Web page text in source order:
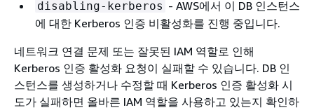
disabling-kerberos - AWS에서 이 DB 인스턴스
에 대한 Kerberos 인증 비활성화를 진행 중입니다.
네트워크 연결 문제 또는 잘못된 IAM 역할로 인해
Kerberos 인증 활성화 요청이 실패할 수 있습니다. DB 인
스턴스를 생성하거나 수정할 때 Kerberos 인증 활성화 시
도가 실패하면 올바른 IAM 역할을 사용하고 있는지 확인하